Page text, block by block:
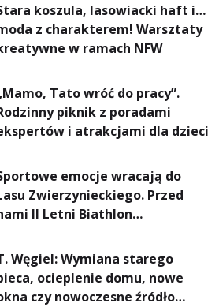
koszula, lasowiacki haft i…
z charakterem! Warsztaty
w ramach NFW
Tato wróć do pracy”.
piknik z poradami
i atrakcjami dla dzieci
emocje wracają do
Zwierzynieckiego. Przed
II Letni Biathlon
Węgiel: Wymiana starego
ocieplenie domu, nowe
czy nowoczesne źródło